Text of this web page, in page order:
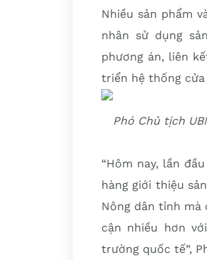
Nhiều sản phẩm
nhân sử dụng
phương án, liên
triển hệ thống cửa
Phó Chủ tịch
“Hôm nay, lần
hàng giới thiệu
Nông dân tỉnh mà
cận nhiều hơn
trường quốc tế”,